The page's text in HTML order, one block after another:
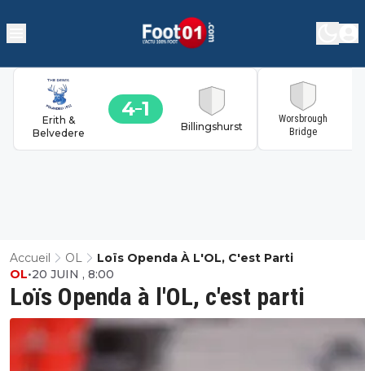
Erith &
Belvedere
4 1
Billingshurst
Worsbrough
Bridge
Accueil OL Loïs Openda À L'OL, C'est Parti
Loïs Openda à l'OL, c'est parti
OL•20 JUIN , 8:00